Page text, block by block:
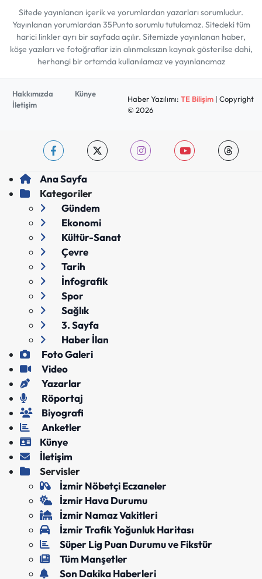
Sitede yayınlanan içerik ve yorumlardan yazarları sorumludur.
Yayınlanan yorumlardan 35Punto sorumlu tutulamaz. Sitedeki tüm
harici linkler ayrı bir sayfada açılır. Sitemizde yayınlanan haber,
köşe yazıları ve fotoğraflar izin alınmaksızın kaynak gösterilse dahi,
herhangi bir ortamda kullanılamaz ve yayınlanamaz
Hakkımızda
Künye
İletişim
Haber Yazılımı: TE Bilişim| Copyright
© 2026
Ana Sayfa
Kategoriler
Gündem
Ekonomi
Kültür-Sanat
Çevre
Tarih
İnfografik
Spor
Sağlık
3. Sayfa
Haber İlan
Foto Galeri
Video
Yazarlar
Röportaj
Biyografi
Anketler
Künye
İletişim
Servisler
İzmir Nöbetçi Eczaneler
İzmir Hava Durumu
İzmir Namaz Vakitleri
İzmir Trafik Yoğunluk Haritası
Süper Lig Puan Durumu ve Fikstür
Tüm Manşetler
Son Dakika Haberleri